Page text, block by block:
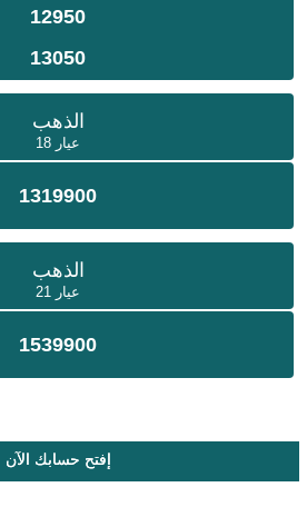
12950
13050
الذهب
عيار 18
1319900
الذهب
عيار 21
1539900
إفتح حسابك الآن